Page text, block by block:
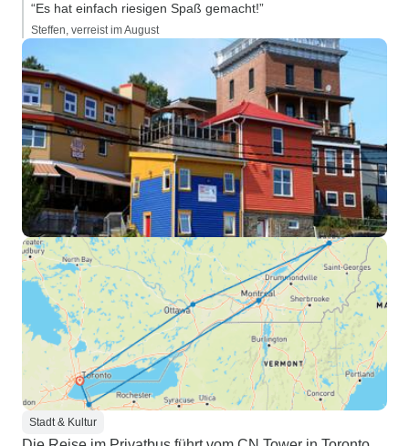
“Es hat einfach riesigen Spaß gemacht!”
Steffen, verreist im August
Stadt & Kultur